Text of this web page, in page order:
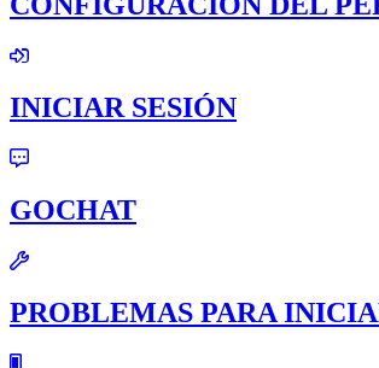
INICIAR SESIÓN
GOCHAT
PROBLEMAS PARA